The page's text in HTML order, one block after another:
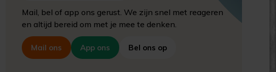
Mail, bel of app ons gerust. We zijn snel met reageren
en altijd bereid om met je mee te denken.
Mail ons App ons Bel ons op